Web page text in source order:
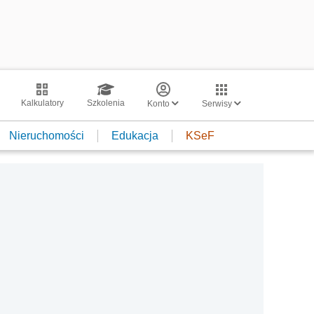
Kalkulatory Szkolenia Konto Serwisy
Nieruchomości Edukacja KSeF